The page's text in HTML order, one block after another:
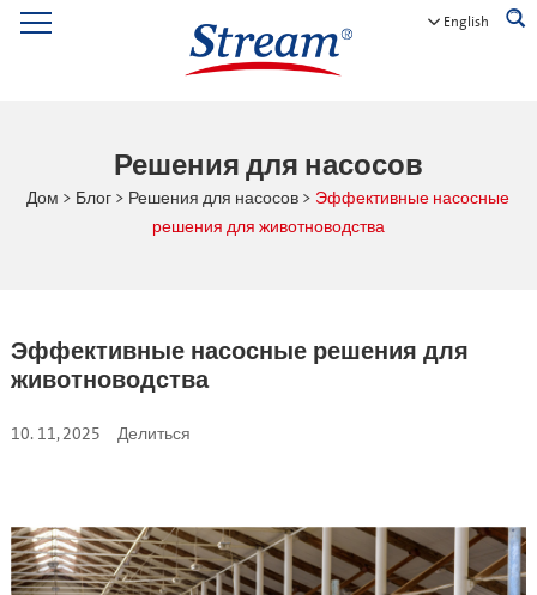
English
Решения для насосов
Дом > Блог > Решения для насосов > Эффективные насосные
решения для животноводства
Эффективные насосные решения для
животноводства
10. 11, 2025 Делиться